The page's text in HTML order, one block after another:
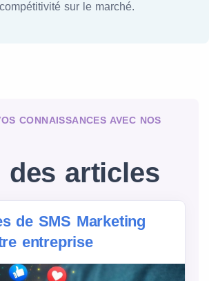
sur le marché.
CONNAISSANCES AVEC NOS
des articles
de SMS Marketing
entreprise